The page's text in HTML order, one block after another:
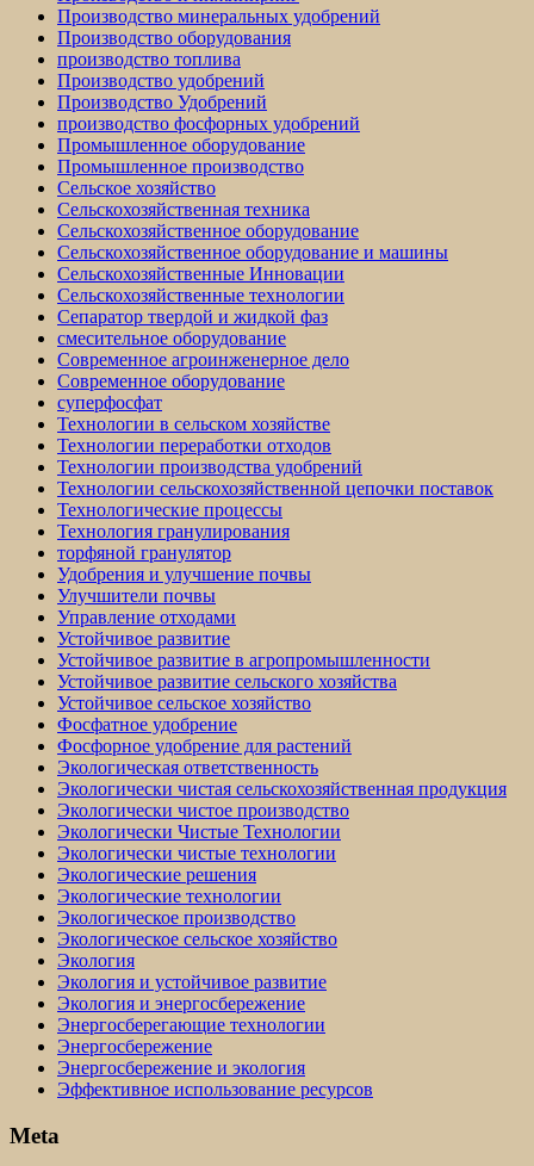
Производство минеральных удобрений
Производство оборудования
производство топлива
Производство удобрений
Производство Удобрений
производство фосфорных удобрений
Промышленное оборудование
Промышленное производство
Сельское хозяйство
Сельскохозяйственная техника
Сельскохозяйственное оборудование
Сельскохозяйственное оборудование и машины
Сельскохозяйственные Инновации
Сельскохозяйственные технологии
Сепаратор твердой и жидкой фаз
смесительное оборудование
Современное агроинженерное дело
Современное оборудование
суперфосфат
Технологии в сельском хозяйстве
Технологии переработки отходов
Технологии производства удобрений
Технологии сельскохозяйственной цепочки поставок
Технологические процессы
Технология гранулирования
торфяной гранулятор
Удобрения и улучшение почвы
Улучшители почвы
Управление отходами
Устойчивое развитие
Устойчивое развитие в агропромышленности
Устойчивое развитие сельского хозяйства
Устойчивое сельское хозяйство
Фосфатное удобрение
Фосфорное удобрение для растений
Экологическая ответственность
Экологически чистая сельскохозяйственная продукция
Экологически чистое производство
Экологически Чистые Технологии
Экологически чистые технологии
Экологические решения
Экологические технологии
Экологическое производство
Экологическое сельское хозяйство
Экология
Экология и устойчивое развитие
Экология и энергосбережение
Энергосберегающие технологии
Энергосбережение
Энергосбережение и экология
Эффективное использование ресурсов
Meta